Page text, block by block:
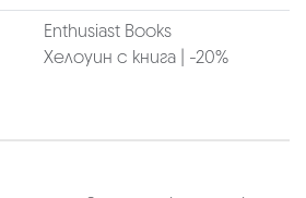
Enthusiast Books
Хелоуин с книга | -20%